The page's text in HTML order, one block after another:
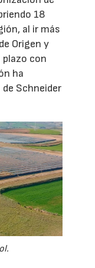
18
al ir más
Origen y
plazo con
ha
Schneider